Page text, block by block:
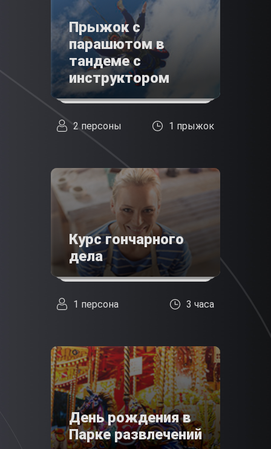
Прыжок с
парашютом в
тандеме с
инструктором
2 персоны 1 прыжок
Курс гончарного
дела
1 персона 3 часа
День рождения в
Парке развлечений